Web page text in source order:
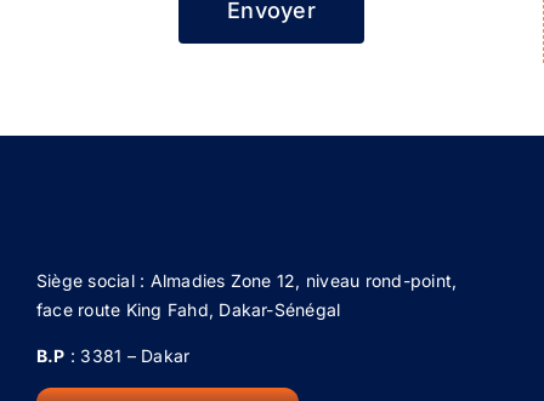
Envoyer
Siège social : Almadies Zone 12, niveau rond-point,
face route King Fahd, Dakar-Sénégal
B.P : 3381 – Dakar